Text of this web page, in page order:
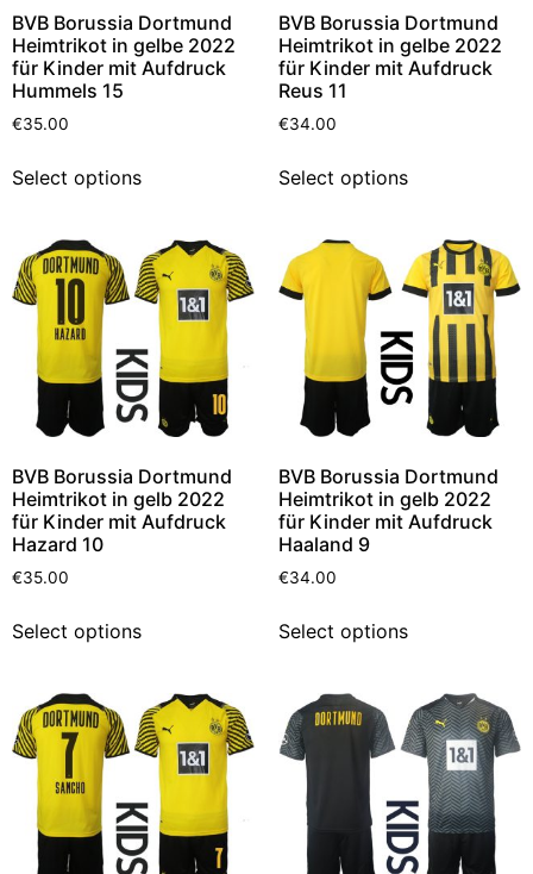
BVB Borussia Dortmund
Heimtrikot in gelbe 2022
für Kinder mit Aufdruck
Hummels 15
€35.00
Select options
BVB Borussia Dortmund
Heimtrikot in gelbe 2022
für Kinder mit Aufdruck
Reus 11
€34.00
Select options
BVB Borussia Dortmund
Heimtrikot in gelb 2022
für Kinder mit Aufdruck
Hazard 10
€35.00
Select options
BVB Borussia Dortmund
Heimtrikot in gelb 2022
für Kinder mit Aufdruck
Haaland 9
€34.00
Select options